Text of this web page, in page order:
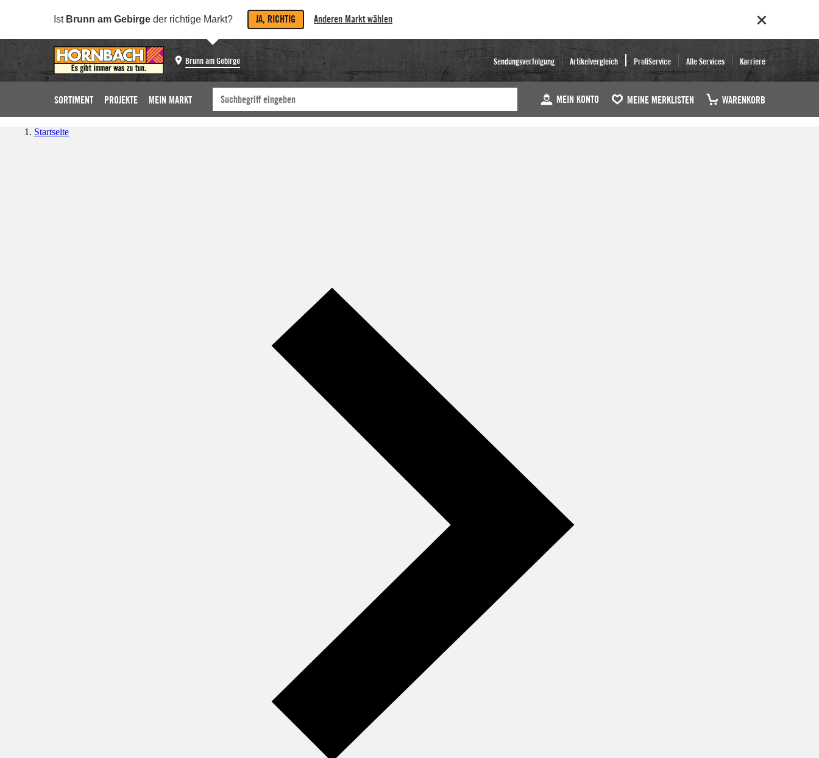
Ist Brunn am Gebirge der richtige Markt? JA, RICHTIG Anderen Markt wählen
Brunn am Gebirge Sendungsverfolgung Artikelvergleich ProfiService Alle Services Karriere
SORTIMENT PROJEKTE MEIN MARKT MEIN KONTO MEINE MERKLISTEN WARENKORB
Startseite